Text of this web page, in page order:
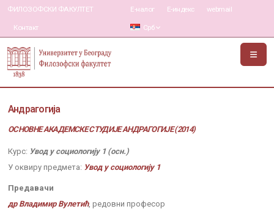
ФИЛОЗОФСКИ ФАКУЛТЕТ
Контакт
Е-налог Е-индекс webmail
Срб
Андрагогија
ОСНОВНЕ АКАДЕМСКЕ СТУДИЈЕ АНДРАГОГИЈЕ (2014)
Курс: Увод у социологију 1 (осн.)
У оквиру предмета: Увод у социологију 1
Предавачи
др Владимир Вулетић, редовни професор